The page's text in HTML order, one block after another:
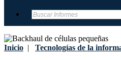
Inicio | Tecnologías de la